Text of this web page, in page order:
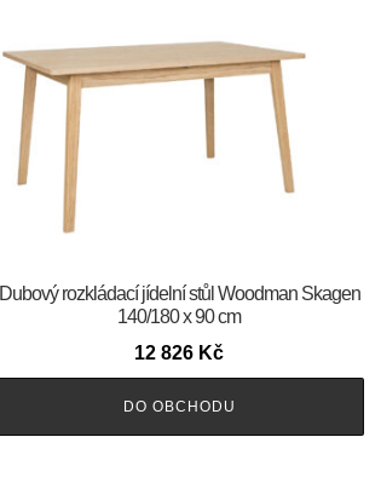
Dubový rozkládací jídelní stůl Woodman Skagen
140/180 x 90 cm
12 826 Kč
DO OBCHODU